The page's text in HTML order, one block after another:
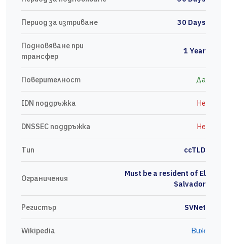
Период за изтриване 30 Days
Подновяване при
трансфер
1 Year
Поверителност Да
IDN поддръжка Не
DNSSEC поддръжка Не
Тип ccTLD
Ограничения
Must be a resident of El
Salvador
Регистър SVNet
Wikipedia Виж